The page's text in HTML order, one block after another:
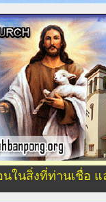
นในสิ่งที่ท่านเชื่อ